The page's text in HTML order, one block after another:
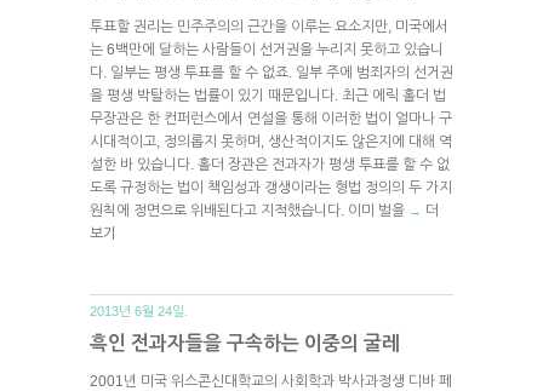
투표할 권리는 민주주의의 근간을 이루는 요소지만, 미국에서
는 6백만에 달하는 사람들이 선거권을 누리지 못하고 있습니
다. 일부는 평생 투표를 할 수 없죠. 일부 주에 범죄자의 선거권
을 평생 박탈하는 법률이 있기 때문입니다. 최근 에릭 홀더 법
무장관은 한 컨퍼런스에서 연설을 통해 이러한 법이 얼마나 구
시대적이고, 정의롭지 못하며, 생산적이지도 않은지에 대해 역
설한 바 있습니다. 홀더 장관은 전과자가 평생 투표를 할 수 없
도록 규정하는 법이 책임성과 갱생이라는 형법 정의의 두 가지
원칙에 정면으로 위배된다고 지적했습니다. 이미 벌을 → 더
보기
2013년 6월 24일.
흑인 전과자들을 구속하는 이중의 굴레
2001년 미국 위스콘신대학교의 사회학과 박사과정생 디바 페